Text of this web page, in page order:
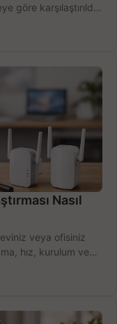
göre karşılaştırıldı.
Nasıl
eviniz veya ofisiniz
hız, kurulum ve